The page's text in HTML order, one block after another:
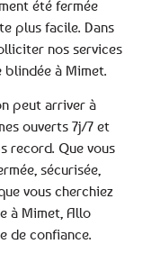
été fermée
plus facile. Dans
nos services
à Mimet.
peut arriver à
ouverts 7j/7 et
record. Que vous
sécurisée,
vous cherchiez
à Mimet, Allo
de confiance.